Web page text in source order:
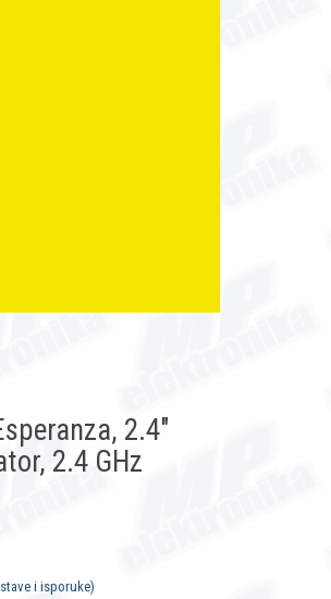
2.4"
2.4 GHz
i isporuke)